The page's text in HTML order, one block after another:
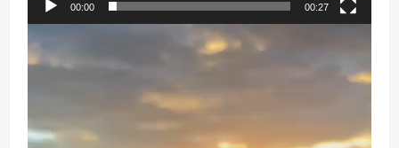
00:00 00:27
Reproductor
de
vídeo